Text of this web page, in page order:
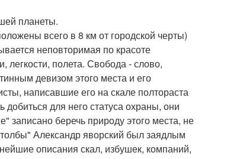
планеты.
всего в 8 км от городской черты)
неповторимая по красоте
легкости, полета. Свобода - слово,
девизом этого места и его
написавшие его на скале полтораста
для него статуса охраны, они
беречь природу этого места, не
Александр яворский был заядлым
описания скал, избушек, компаний,